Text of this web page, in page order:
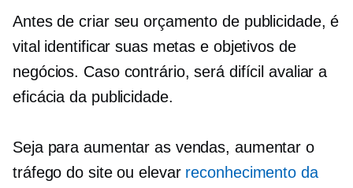
Antes de criar seu orçamento de publicidade, é
vital identificar suas metas e objetivos de
negócios. Caso contrário, será difícil avaliar a
eficácia da publicidade.
Seja para aumentar as vendas, aumentar o
tráfego do site ou elevar reconhecimento da